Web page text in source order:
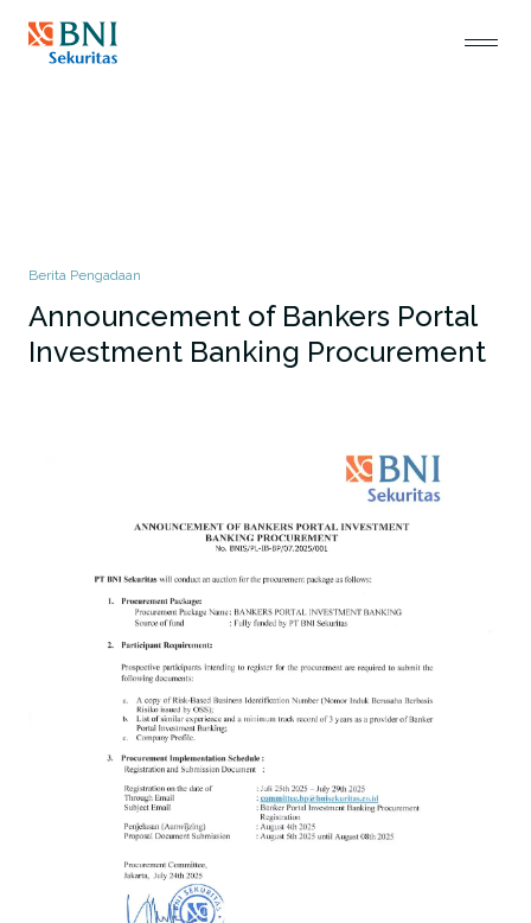
Berita Pengadaan
Announcement of Bankers Portal
Investment Banking Procurement